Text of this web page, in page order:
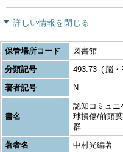
詳しい情報を閉じる
保管場所コード
図書館
分類記号
493.73
脳
著者記号
N
書名
認知コミュ
球損傷/前頭
群
著者名
中村光編著